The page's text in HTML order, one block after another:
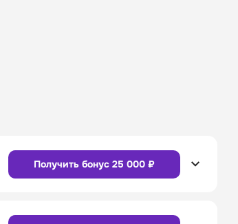
Получить бонус 25 000 ₽